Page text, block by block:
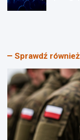
P
k
a
t
r
i
o
t
B
e
z
e
ń
s
t
w
Sprawdź również